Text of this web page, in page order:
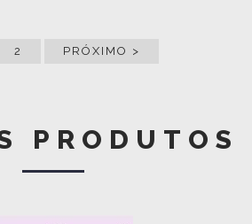
2 PRÓXIMO >
PRODUTOS